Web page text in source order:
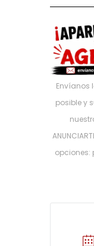
Envíanos
posible y
opciones: